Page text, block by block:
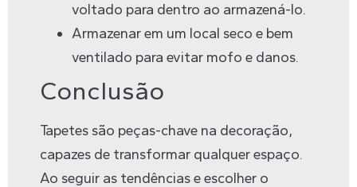
voltado para dentro ao armazená-lo.
Armazenar em um local seco e bem
ventilado para evitar mofo e danos.
Conclusão
Tapetes são peças-chave na decoração,
capazes de transformar qualquer espaço.
Ao seguir as tendências e escolher o